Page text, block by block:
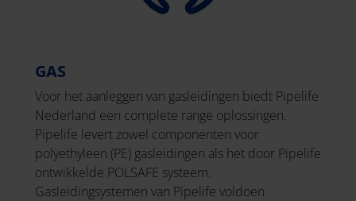
GAS
Voor het aanleggen van gasleidingen biedt Pipelife
Nederland een complete range oplossingen.
Pipelife levert zowel componenten voor
polyethyleen (PE) gasleidingen als het door Pipelife
ontwikkelde POLSAFE systeem.
Gasleidingsystemen van Pipelife voldoen